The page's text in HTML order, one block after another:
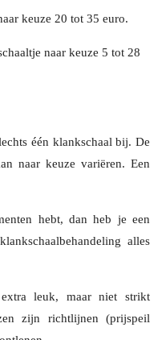
keuze 20 tot 35 euro.
naar keuze 5 tot 28
één klankschaal bij. De
naar keuze variëren. Een
hebt, dan heb je een
alles
leuk, maar niet strikt
zijn richtlijnen (prijspeil